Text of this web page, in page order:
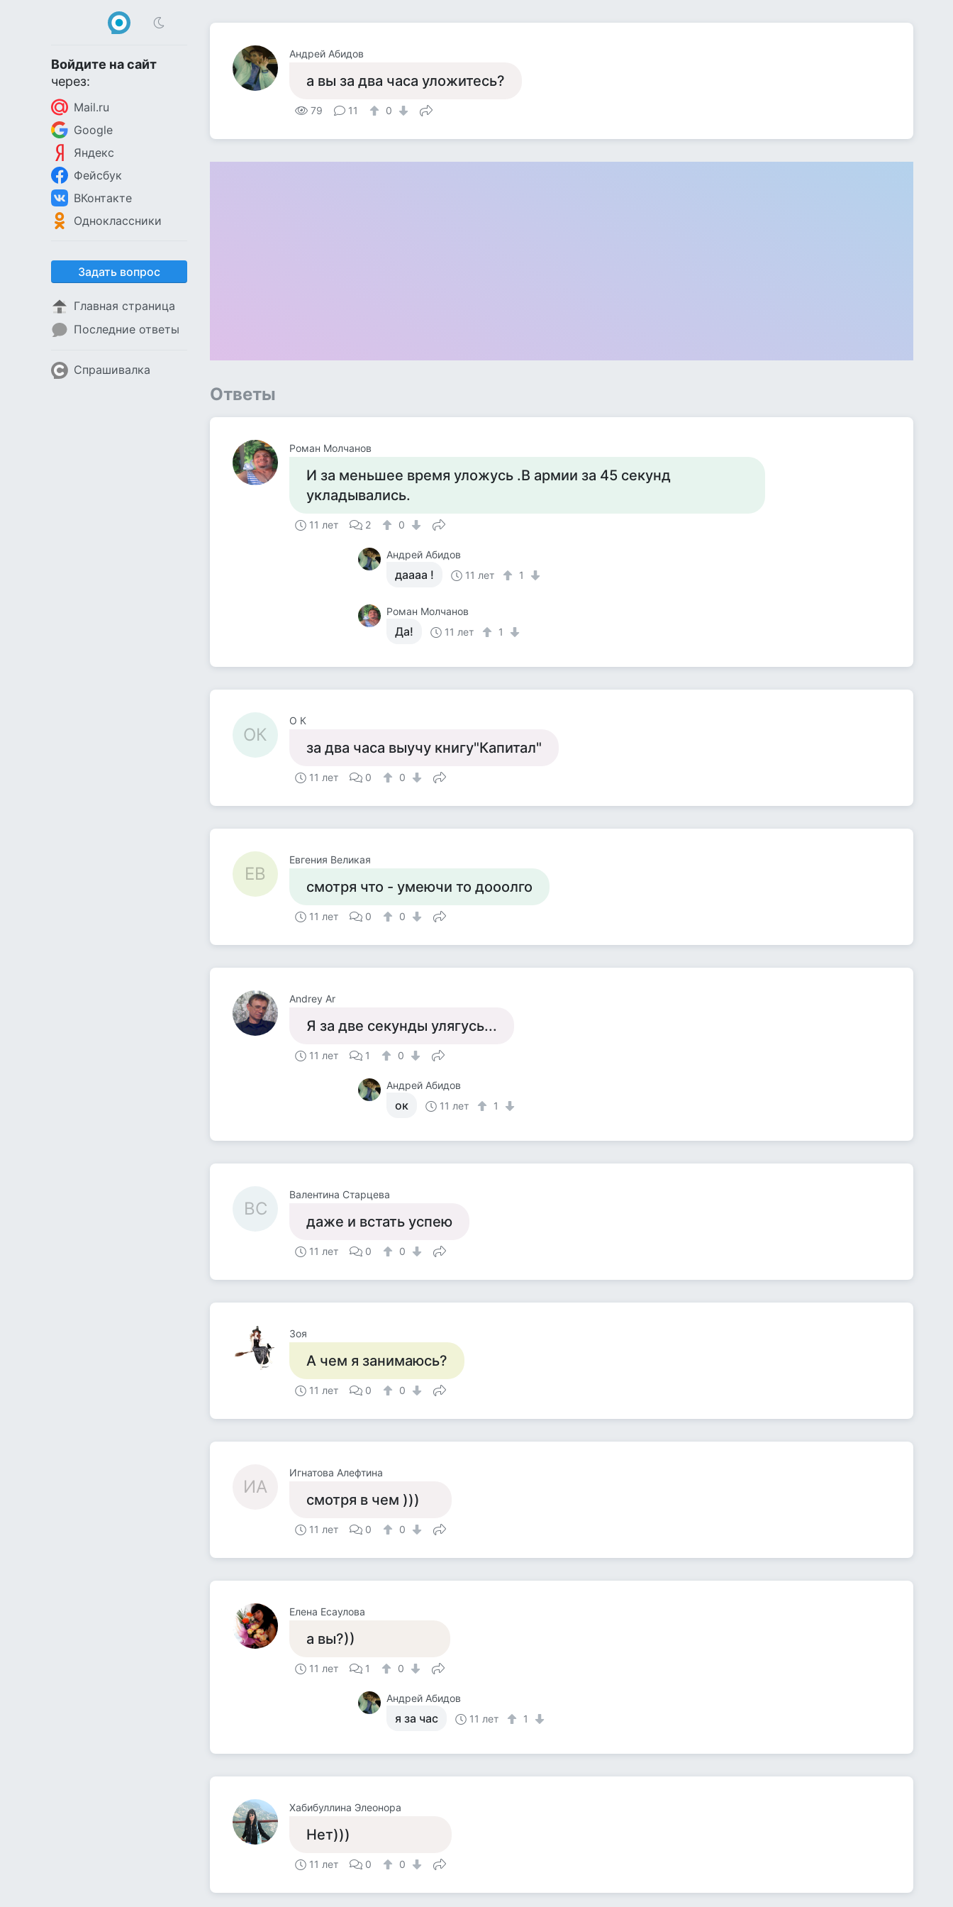
Войдите на сайт
через:
Mail.ru
Google
Яндекс
Фейсбук
ВКонтакте
Одноклассники
Задать вопрос
Главная страница
Последние ответы
Спрашивалка
Андрей Абидов
а вы за два часа уложитесь?
79 11 0
Ответы
Роман Молчанов
И за меньшее время уложусь .В армии за 45 секунд
укладывались.
11 лет 2 0
Андрей Абидов
даааа ! 11 лет 1
Роман Молчанов
Да! 11 лет 1
ОК
О К
за два часа выучу книгу"Капитал"
11 лет 0 0
ЕВ
Евгения Великая
смотря что - умеючи то дооолго
11 лет 0 0
Andrey Ar
Я за две секунды улягусь...
11 лет 1 0
Андрей Абидов
ок 11 лет 1
ВС
Валентина Старцева
даже и встать успею
11 лет 0 0
Зоя
А чем я занимаюсь?
11 лет 0 0
ИА
Игнатова Алефтина
смотря в чем )))
11 лет 0 0
Елена Есаулова
а вы?))
11 лет 1 0
Андрей Абидов
я за час 11 лет 1
Хабибуллина Элеонора
Нет)))
11 лет 0 0